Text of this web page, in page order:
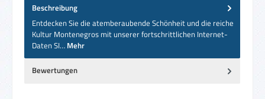
Beschreibung
Entdecken Sie die atemberaubende Schönheit und die reiche
Kultur Montenegros mit unserer fortschrittlichen Internet-
Daten SI… Mehr
Bewertungen